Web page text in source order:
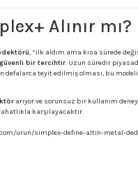
Alınır mı?
, “ilk aldım ama kısa sürede
güvenli bir tercihtir. Uzun süredir
defalarca teyit edilmiş olması, bu modeli
arıyor ve sorunsuz bir kullanım
karşılayacaktır.
urun/simplex-define-altin-metal-